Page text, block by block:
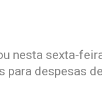
nesta sexta-
despesas